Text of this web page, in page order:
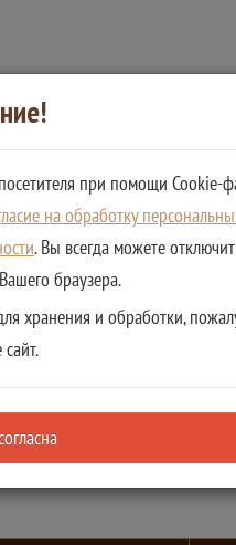
при помощи Cookie-
на обработку
. Вы всегда можете
браузера.
хранения и обработки,